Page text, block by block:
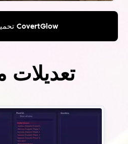
CovertGlow
تعديلات